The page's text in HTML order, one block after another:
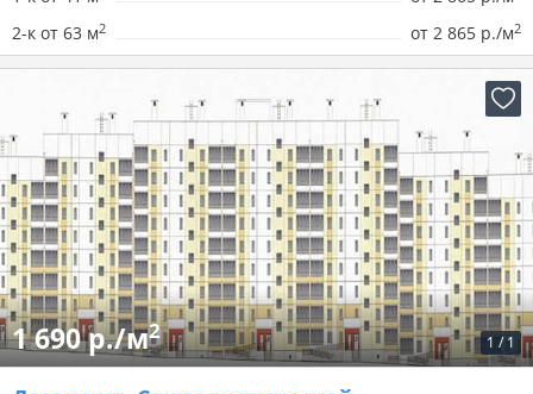
2-к от 63 м2 от 2 865 р./м2
1 / 1
1 690 р./м2